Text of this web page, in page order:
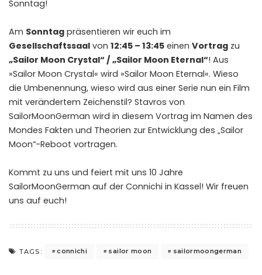
Sonntag!
Am Sonntag präsentieren wir euch im
Gesellschaftssaal von 12:45 – 13:45 einen Vortrag zu
„Sailor Moon Crystal“ / „Sailor Moon Eternal“! Aus
»Sailor Moon Crystal« wird »Sailor Moon Eternal«. Wieso
die Umbenennung, wieso wird aus einer Serie nun ein Film
mit verändertem Zeichenstil? Stavros von
SailorMoonGerman wird in diesem Vortrag im Namen des
Mondes Fakten und Theorien zur Entwicklung des „Sailor
Moon“-Reboot vortragen.
Kommt zu uns und feiert mit uns 10 Jahre
SailorMoonGerman auf der Connichi in Kassel! Wir freuen
uns auf euch!
TAGS: connichi sailor moon sailormoongerman